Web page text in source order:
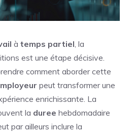
à temps partiel , la
est une étape décisive.
comment aborder cette
peut transformer une
enrichissante. La
la duree hebdomadaire
par ailleurs inclure la